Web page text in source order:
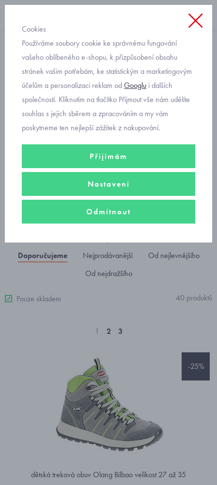
Úvod
Olang
dětská celoroční obuv
dětské zimní boty
Doporučujeme
Nejprodávanější
Od nejlevnějšího
Od nejdražšího
Pouze skladem 40 produktů
1 2 3
-25%
dětská treková obuv Olang Bilbao velikost 27 až 35
Cookies
Používáme soubory cookie ke správnému fungování
vašeho oblíbeného e-shopu, k přizpůsobení obsahu
stránek vašim potřebám, ke statistickým a marketingovým
účelům a personalizaci reklam odGooglu i dalších
společností. Kliknutím na tlačítko Přijmout vše nám udělíte
souhlas s jejich sběrem a zpracováním a my vám
poskytneme ten nejlepší zážitek z nakupování.
Přijímám
Nastavení
Odmítnout